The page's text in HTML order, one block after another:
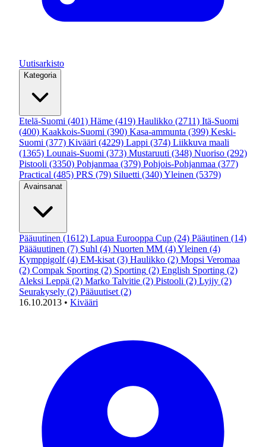
Uutisarkisto
Kategoria
Etelä-Suomi (401) Häme (419) Haulikko (2711) Itä-Suomi
(400) Kaakkois-Suomi (390) Kasa-ammunta (399) Keski-
Suomi (377) Kivääri (4229) Lappi (374) Liikkuva maali
(1365) Lounais-Suomi (373) Mustaruuti (348) Nuoriso (292)
Pistooli (3350) Pohjanmaa (379) Pohjois-Pohjanmaa (377)
Practical (485) PRS (79) Siluetti (340)Yleinen (5379)
Avainsanat
Pääuutinen (1612) Lapua Eurooppa Cup (24) Pääutinen (14)
Päääuutinen (7) Suhl (4) Nuorten MM (4)Yleinen (4)
Kymppigolf (4) EM-kisat (3) Haulikko (2) Mopsi Veromaa
(2) Compak Sporting (2) Sporting (2) English Sporting (2)
Aleksi Leppä (2) Marko Talvitie (2) Pistooli (2) Lyijy (2)
Seurakysely (2) Pääuutiset (2)
16.10.2013 • Kivääri